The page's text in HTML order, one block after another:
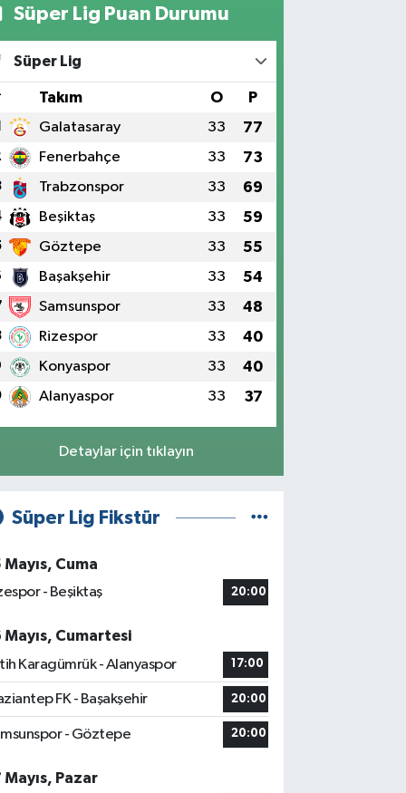
Süper Lig Puan Durumu
Süper Lig
Takım O P
Galatasaray 33 77
Fenerbahçe 33 73
Trabzonspor 33 69
Beşiktaş 33 59
Göztepe 33 55
Başakşehir 33 54
Samsunspor 33 48
Rizespor 33 40
Konyaspor 33 40
Alanyaspor 33 37
Detaylar için tıklayın
Süper Lig Fikstür
Mayıs, Cuma
- Beşiktaş
20:00
Mayıs, Cumartesi
Karagümrük - Alanyaspor
17:00
FK - Başakşehir 20:00
- Göztepe 20:00
Mayıs, Pazar